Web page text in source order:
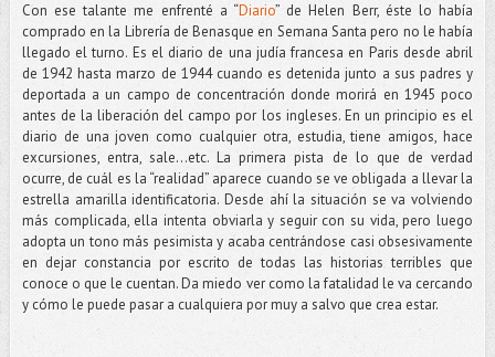
Con ese talante me enfrenté a “Diario” de Helen Berr, éste lo había
comprado en la Librería de Benasque en Semana Santa pero no le había
llegado el turno. Es el diario de una judía francesa en Paris desde abril
de 1942 hasta marzo de 1944 cuando es detenida junto a sus padres y
deportada a un campo de concentración donde morirá en 1945 poco
antes de la liberación del campo por los ingleses. En un principio es el
diario de una joven como cualquier otra, estudia, tiene amigos, hace
excursiones, entra, sale...etc. La primera pista de lo que de verdad
ocurre, de cuál es la “realidad” aparece cuando se ve obligada a llevar la
estrella amarilla identificatoria. Desde ahí la situación se va volviendo
más complicada, ella intenta obviarla y seguir con su vida, pero luego
adopta un tono más pesimista y acaba centrándose casi obsesivamente
en dejar constancia por escrito de todas las historias terribles que
conoce o que le cuentan. Da miedo ver como la fatalidad le va cercando
y cómo le puede pasar a cualquiera por muy a salvo que crea estar.